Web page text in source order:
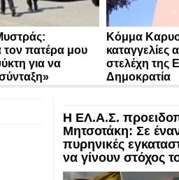
πατέρα μου
για να
Κόμμα
στελέχη της
Δημοκρατία
Η ΕΛ.Α.Σ.
Μητσοτάκη: Σε
πυρηνικές
να γίνουν στόχος